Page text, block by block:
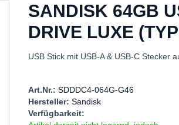
SANDISK 64GB
DRIVE LUXE
USB Stick mit USB-A & USB-C Stecker
Art.Nr.: SDDDC4-064G-G46
Hersteller: Sandisk
Verfügbarkeit: